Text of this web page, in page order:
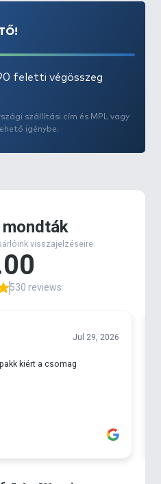
prémium minőségű
igényt kielégítő
annak érdekében,
már egyételmű
horog és a csali precíz
mederfenékre süllyeszti a
fukcionálhat.
/nagy méretekben!
feletti végösszeg
szállítási cím és MPL vagy
igénybe.